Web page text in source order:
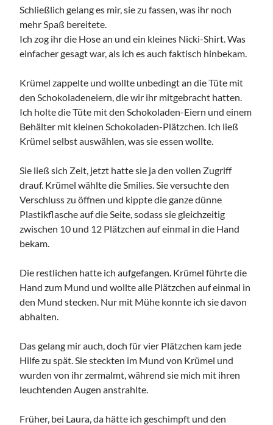
Schließlich gelang es mir, sie zu fassen, was ihr noch
mehr Spaß bereitete.
Ich zog ihr die Hose an und ein kleines Nicki-Shirt. Was
einfacher gesagt war, als ich es auch faktisch hinbekam.
Krümel zappelte und wollte unbedingt an die Tüte mit
den Schokoladeneiern, die wir ihr mitgebracht hatten.
Ich holte die Tüte mit den Schokoladen-Eiern und einem
Behälter mit kleinen Schokoladen-Plätzchen. Ich ließ
Krümel selbst auswählen, was sie essen wollte.
Sie ließ sich Zeit, jetzt hatte sie ja den vollen Zugriff
drauf. Krümel wählte die Smilies. Sie versuchte den
Verschluss zu öffnen und kippte die ganze dünne
Plastikflasche auf die Seite, sodass sie gleichzeitig
zwischen 10 und 12 Plätzchen auf einmal in die Hand
bekam.
Die restlichen hatte ich aufgefangen. Krümel führte die
Hand zum Mund und wollte alle Plätzchen auf einmal in
den Mund stecken. Nur mit Mühe konnte ich sie davon
abhalten.
Das gelang mir auch, doch für vier Plätzchen kam jede
Hilfe zu spät. Sie steckten im Mund von Krümel und
wurden von ihr zermalmt, während sie mich mit ihren
leuchtenden Augen anstrahlte.
Früher, bei Laura, da hätte ich geschimpft und den